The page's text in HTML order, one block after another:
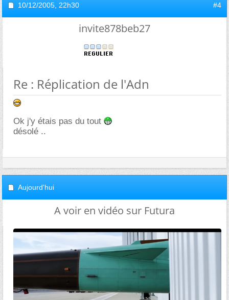
10/12/2005, 22h30 #4
invite878beb27
Re : Réplication de l'Adn
Ok j'y étais pas du tout
désolé ..
Aujourd'hui
A voir en vidéo sur Futura